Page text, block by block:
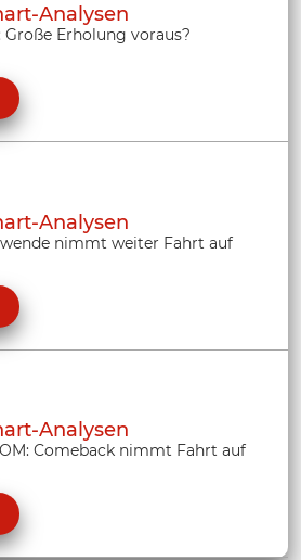
Analysen
Große Erholung voraus?
Analysen
nimmt weiter Fahrt auf
Analysen
Comeback nimmt Fahrt auf